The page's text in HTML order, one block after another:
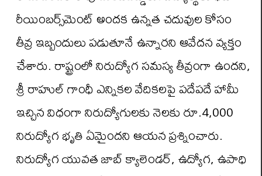
రీయింబర్స్‌మెంట్ అందక ఉన్నత చదువుల కోసం
తీవ్ర ఇబ్బందులు పడుతూనే ఉన్నారని ఆవేదన వ్యక్తం
చేశారు. రాష్ట్రంలో నిరుద్యోగ సమస్య తీవ్రంగా ఉందని,
శ్రీ రాహుల్ గాంధీ ఎన్నికల వేదికలపై పదేపదే హామీ
ఇచ్చిన విధంగా నిరుద్యోగులకు నెలకు రూ.4,000
నిరుద్యోగ భృతి ఏమైందని ఆయన ప్రశ్నించారు.
నిరుద్యోగ యువత జాబ్ క్యాలెండర్, ఉద్యోగ, ఉపాధి